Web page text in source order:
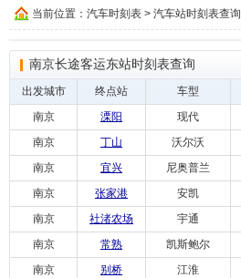
当前位置： 汽车时刻表 > 汽车站时刻表查询
南京长途客运东站时刻表查询
出发城市 终点站 车型
南京
溧阳 现代
南京
丁山 沃尔沃
南京
宜兴 尼奥普兰
南京
张家港 安凯
南京
社渚农场 宇通
南京
常熟 凯斯鲍尔
南京
别桥 江淮